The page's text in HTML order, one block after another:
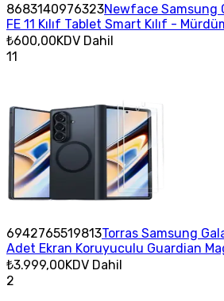
8683140976323Newface Samsung
FE 11 Kılıf Tablet Smart Kılıf -
₺600,00KDV Dahil
11
6942765519813Torras Samsung
Adet Ekran Koruyuculu Guardian
₺3.999,00KDV Dahil
2